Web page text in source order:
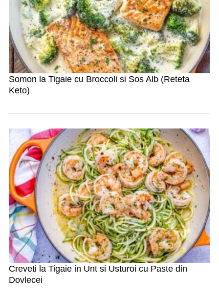
Somon la Tigaie cu Broccoli si Sos Alb (Reteta
Keto)
Creveti la Tigaie in Unt si Usturoi cu Paste din
Dovlecei